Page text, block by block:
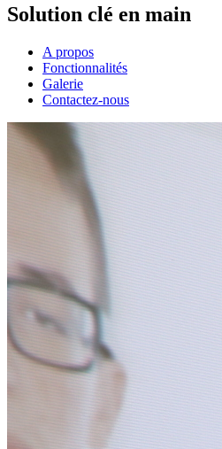
Solution clé en main
A propos
Fonctionnalités
Galerie
Contactez-nous